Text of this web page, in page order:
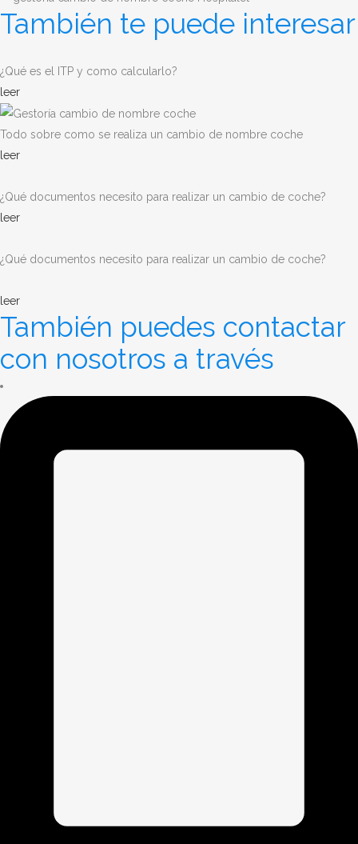
También te puede interesar
¿Qué es el ITP y como calcularlo?
leer
Todo sobre como se realiza un cambio de nombre coche
leer
¿Qué documentos necesito para realizar un cambio de coche?
leer
¿Qué documentos necesito para realizar un cambio de coche?
leer
También puedes contactar
con nosotros a través